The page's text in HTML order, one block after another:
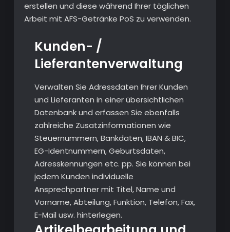
erstellen und diese während Ihrer täglichen
Arbeit mit AFS-Getränke PoS zu verwenden.
Kunden- /
Lieferantenverwaltung
Verwalten Sie Adressdaten Ihrer Kunden
und Lieferanten in einer übersichtlichen
Datenbank und erfassen Sie ebenfalls
zahlreiche Zusatzinformationen wie
Steuernummern, Bankdaten, IBAN & BIC,
EG-Identnummern, Geburtsdaten,
Adresskennungen etc. pp. Sie können bei
jedem Kunden individuelle
Ansprechpartner mit Titel, Name und
Vorname, Abteilung, Funktion, Telefon, Fax,
E-Mail usw. hinterlegen.